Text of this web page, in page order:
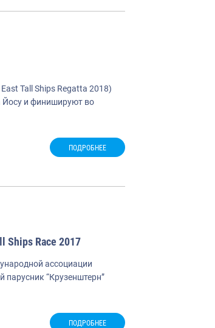
Tall Ships Regatta 2018)
Йосу и финишируют во
ПОДРОБНЕЕ
Ships Race 2017
ассоциации
“Крузенштерн”
ПОДРОБНЕЕ